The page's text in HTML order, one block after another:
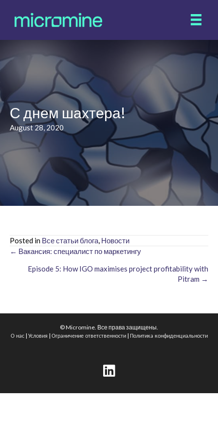
С днем шахтера!
August 28, 2020
Posted in Все статьи блога, Новости
Posts
navigation
← Вакансия: специалист по маркетингу
Episode 5: How IGO maximises project profitability with
Pitram →
© Micromine. Все права защищены.
О нас| Условия | Ограничение ответственности| Политика конфиденциальности